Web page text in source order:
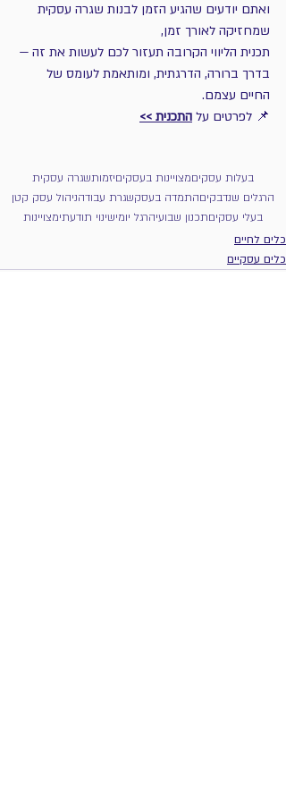
ואתם יודעים שהגיע הזמן לבנות שגרה עסקית
שמחזיקה לאורך זמן,
תכנית הליווי הקרובה תעזור לכם לעשות את זה —
בדרך ברורה, הדרגתית, ומותאמת לעומס של
החיים עצמם.
📌 לפרטים על התכנית >>
בעלות עסקיםמצויינות בעסקיםיזמותשגרה עסקית
הרגלים שנדבקיםהתמדה בעסקשגרת עבודהניהול עסק קטן
בעלי עסקיםתכנון שבועיהרגל יומישינוי תודעתימצויינות
כלים לחיים
כלים עסקיים